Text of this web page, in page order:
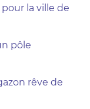
la ville de
pôle
rêve de